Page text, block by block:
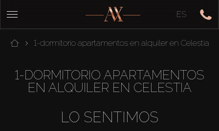
ES
1-dormitorio apartamentos en alquiler en Celestia
1-DORMITORIO APARTAMENTOS
EN ALQUILER EN CELESTIA
LO SENTIMOS